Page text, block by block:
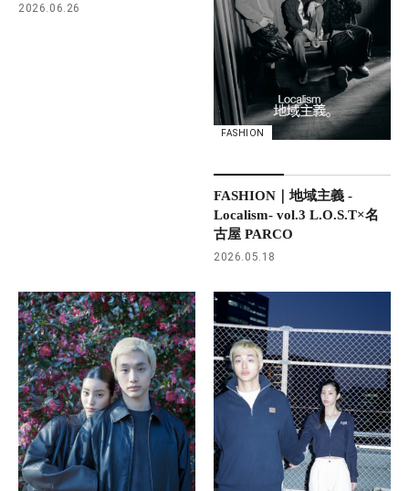
2026.06.26
FASHION
FASHION｜地域主義 -
Localism- vol.3 L.O.S.T×名
古屋 PARCO
2026.05.18